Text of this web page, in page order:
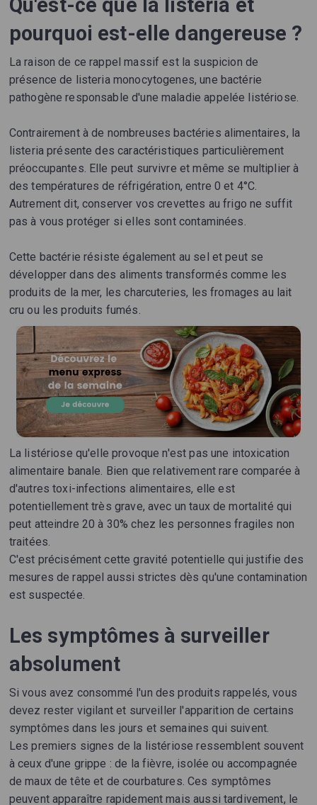
Qu'est-ce que la listeria et
pourquoi est-elle dangereuse ?
La raison de ce rappel massif est la suspicion de
présence de listeria monocytogenes, une bactérie
pathogène responsable d'une maladie appelée listériose.
Contrairement à de nombreuses bactéries alimentaires, la
listeria présente des caractéristiques particulièrement
préoccupantes. Elle peut survivre et même se multiplier à
des températures de réfrigération, entre 0 et 4°C.
Autrement dit, conserver vos crevettes au frigo ne suffit
pas à vous protéger si elles sont contaminées.
Cette bactérie résiste également au sel et peut se
développer dans des aliments transformés comme les
produits de la mer, les charcuteries, les fromages au lait
cru ou les produits fumés.
La listériose qu'elle provoque n'est pas une intoxication
alimentaire banale. Bien que relativement rare comparée à
d'autres toxi-infections alimentaires, elle est
potentiellement très grave, avec un taux de mortalité qui
peut atteindre 20 à 30% chez les personnes fragiles non
traitées.
C'est précisément cette gravité potentielle qui justifie des
mesures de rappel aussi strictes dès qu'une contamination
est suspectée.
Les symptômes à surveiller
absolument
Si vous avez consommé l'un des produits rappelés, vous
devez rester vigilant et surveiller l'apparition de certains
symptômes dans les jours et semaines qui suivent.
Les premiers signes de la listériose ressemblent souvent
à ceux d'une grippe : de la fièvre, isolée ou accompagnée
de maux de tête et de courbatures. Ces symptômes
peuvent apparaître rapidement mais aussi tardivement, le